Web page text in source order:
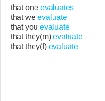
that one evaluates
that we evaluate
that you evaluate
that they(m) evaluate
that they(f) evaluate